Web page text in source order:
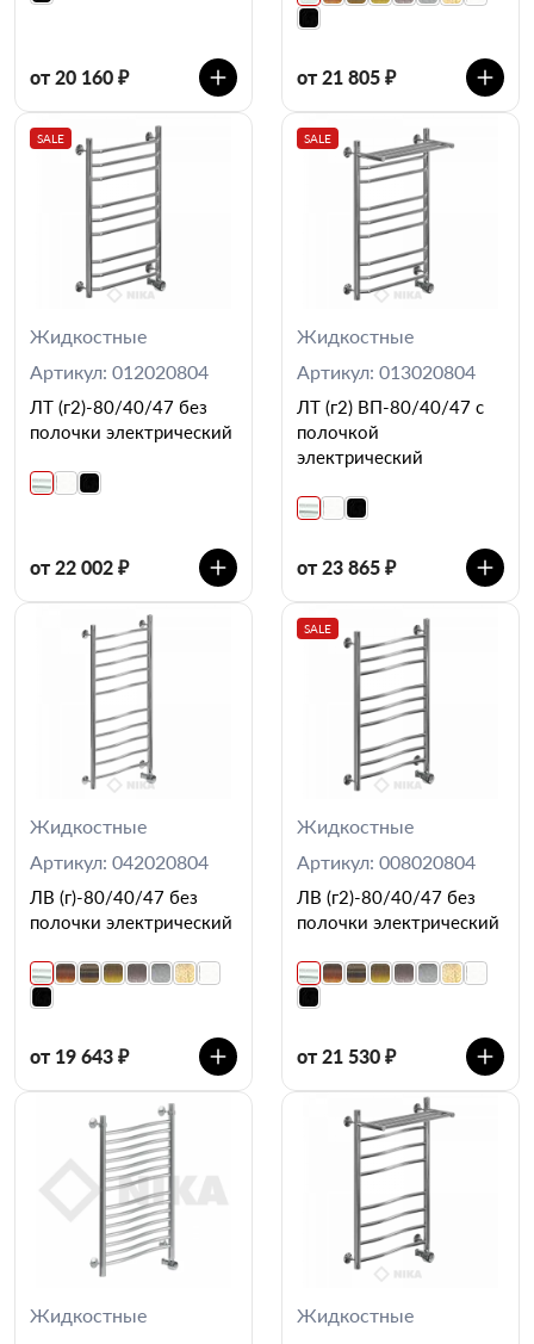
от 20 160 ₽ от 21 805 ₽
SALE
Жидкостные
Артикул: 012020804
ЛТ (г2)-80/40/47 без
полочки электрический
от 22 002 ₽
SALE
Жидкостные
Артикул: 013020804
ЛТ (г2) ВП-80/40/47 с
полочкой
электрический
от 23 865 ₽
Жидкостные
Артикул: 042020804
ЛВ (г)-80/40/47 без
полочки электрический
от 19 643 ₽
SALE
Жидкостные
Артикул: 008020804
ЛВ (г2)-80/40/47 без
полочки электрический
от 21 530 ₽
Жидкостные
Жидкостные